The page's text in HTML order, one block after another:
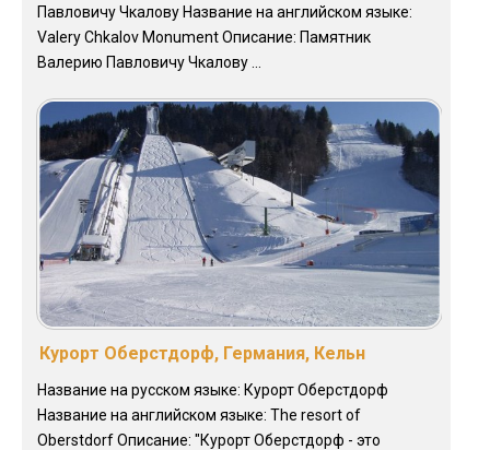
Павловичу Чкалову Название на английском языке:
Valery Chkalov Monument Описание: Памятник
Валерию Павловичу Чкалову ...
Курорт Оберстдорф, Германия, Кельн
Название на русском языке: Курорт Оберстдорф
Название на английском языке: The resort of
Oberstdorf Описание: "Курорт Оберстдорф - это